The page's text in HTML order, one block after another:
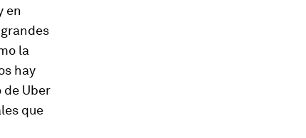
en
la
hay
de Uber
que